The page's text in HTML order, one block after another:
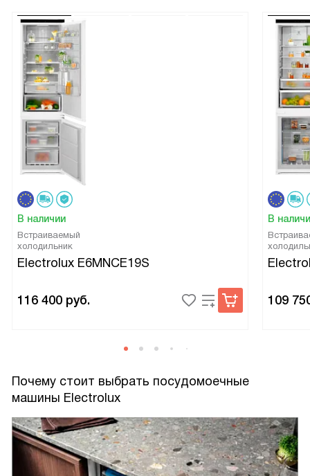
В наличии
Встраиваемый
холодильник
Electrolux E6MNCE19S
116 400 руб.
В
109
Почему стоит выбрать посудомоечные
машины Electrolux